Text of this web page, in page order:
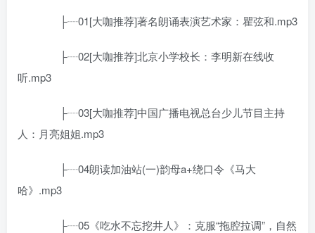
├┈01[大咖推荐]著名朗诵表演艺术家：瞿弦和.mp3
├┈02[大咖推荐]北京小学校长：李明新在线收
听.mp3
├┈03[大咖推荐]中国广播电视总台少儿节目主持
人：月亮姐姐.mp3
├┈04朗读加油站(一)韵母a+绕口令《马大
哈》.mp3
├┈05《吃水不忘挖井人》：克服“拖腔拉调”，自然